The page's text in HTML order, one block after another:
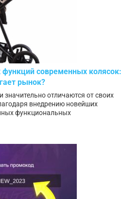
современных колясок:
рынок?
отличаются от своих
внедрению новейших
функциональных